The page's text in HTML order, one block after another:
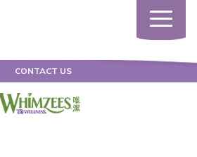
Toggle
CONTACT US